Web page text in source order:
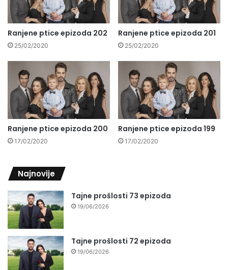
Ranjene ptice epizoda 202
25/02/2020
Ranjene ptice epizoda 201
25/02/2020
Ranjene ptice epizoda 200
17/02/2020
Ranjene ptice epizoda 199
17/02/2020
Najnovije
Tajne prošlosti 73 epizoda
19/06/2026
Tajne prošlosti 72 epizoda
19/06/2026